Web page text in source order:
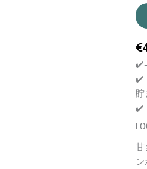
€
✔️-
✔️-
貯
✔️-
甘
Age
You need to be at least 18
Yes, I´m
Age